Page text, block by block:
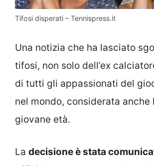
Tifosi disperati – Tennispress.it
Una notizia che ha lasciato
tifosi, non solo dell’ex
di tutti gli appassionati del
nel mondo, considerata anche
giovane età.
La decisione è stata